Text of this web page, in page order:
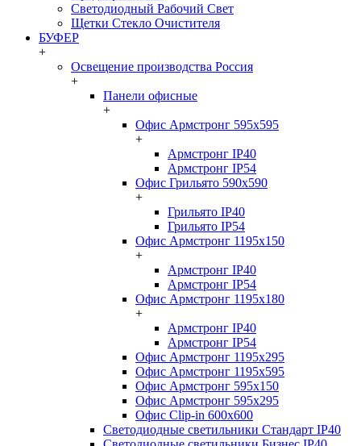
Светодиодный Рабочий Свет
Щетки Стекло Очистителя
БУФЕР
+
Освещение производства Россия
+
Панели офисные
+
Офис Армстронг 595x595
+
Армстронг IP40
Армстронг IP54
Офис Грильято 590x590
+
Грильято IP40
Грильято IP54
Офис Армстронг 1195x150
+
Армстронг IP40
Армстронг IP54
Офис Армстронг 1195x180
+
Армстронг IP40
Армстронг IP54
Офис Армстронг 1195x295
Офис Армстронг 1195x595
Офис Армстронг 595x150
Офис Армстронг 595x295
Офис Clip-in 600x600
Светодиодные светильники Стандарт IP40